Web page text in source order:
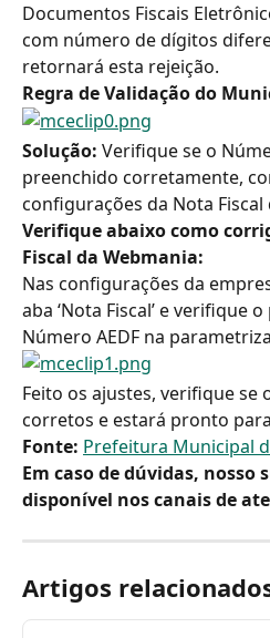
Documentos Fiscais
com número de dígitos
retornará esta rejeição.
Regra de Validação do
Solução: Verifique se o
preenchido corretamente,
configurações da Nota Fiscal
Verifique abaixo como
Fiscal da Webmania:
Nas configurações da
aba ‘Nota Fiscal’ e verifique
Número AEDF na
Feito os ajustes, verifique se
corretos e estará pronto
Fonte: Prefeitura Municipal
Em caso de dúvidas, nosso
disponível nos canais de
Artigos